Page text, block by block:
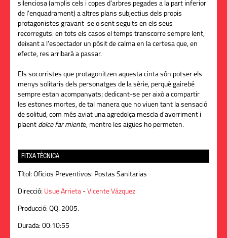
silenciosa (amplis cels i copes d'arbres pegades a la part inferior
de l'enquadrament) a altres plans subjectius dels propis
protagonistes gravant-se o sent seguits en els seus
recorreguts: en tots els casos el temps transcorre sempre lent,
deixant a l'espectador un pòsit de calma en la certesa que, en
efecte, res arribarà a passar.
Els socorristes que protagonitzen aquesta cinta són potser els
menys solitaris dels personatges de la sèrie, perquè gairebé
sempre estan acompanyats; dedicant-se per això a compartir
les estones mortes, de tal manera que no viuen tant la sensació
de solitud, com més aviat una agredolça mescla d'avorriment i
plaent dolce far miente, mentre les aigües ho permeten.
FITXA TÈCNICA
Títol: Oficios Preventivos: Postas Sanitarias
Direcció: Usue Arrieta - Vicente Vázquez
Producció: QQ. 2005.
Durada: 00:10:55